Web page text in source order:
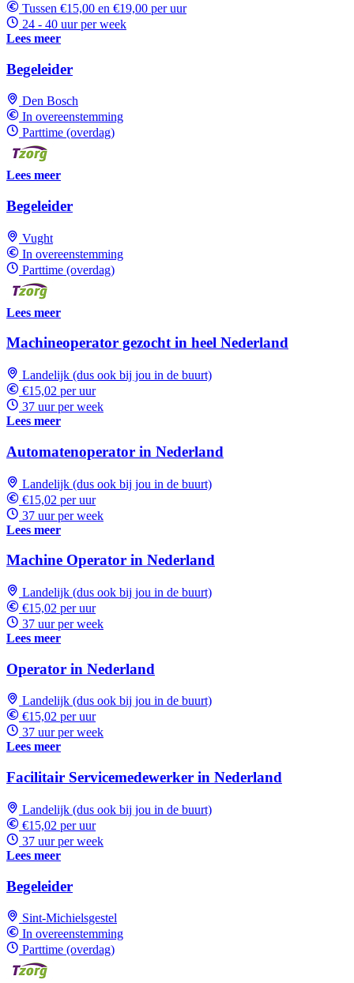
Tussen €15,00 en €19,00 per uur
24 - 40 uur per week
Lees meer
Begeleider
Den Bosch
In overeenstemming
Parttime (overdag)
Lees meer
Begeleider
Vught
In overeenstemming
Parttime (overdag)
Lees meer
Machineoperator gezocht in heel Nederland
Landelijk (dus ook bij jou in de buurt)
€15,02 per uur
37 uur per week
Lees meer
Automatenoperator in Nederland
Landelijk (dus ook bij jou in de buurt)
€15,02 per uur
37 uur per week
Lees meer
Machine Operator in Nederland
Landelijk (dus ook bij jou in de buurt)
€15,02 per uur
37 uur per week
Lees meer
Operator in Nederland
Landelijk (dus ook bij jou in de buurt)
€15,02 per uur
37 uur per week
Lees meer
Facilitair Servicemedewerker in Nederland
Landelijk (dus ook bij jou in de buurt)
€15,02 per uur
37 uur per week
Lees meer
Begeleider
Sint-Michielsgestel
In overeenstemming
Parttime (overdag)